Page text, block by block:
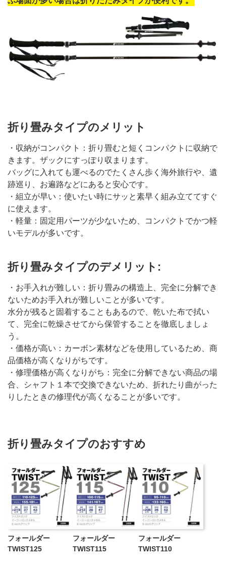
折り畳みタイプのメリット
・収納がコンパクト：折り畳むと短くコンパクトに収納で
きます。ザックにすっぽり収まります。
バッグに入れても運べるのでたくさん歩く海外旅行や、遺
跡巡り、お遍路などにあると安心です。
・組立が早い：使いたい時にサッと素早く組み立ててすぐ
に使えます。
・軽量：固定用パーツが少ないため、コンパクトでかつ軽
いモデルが多いです。
折り畳みタイプのデメリット:
・お手入れが難しい：折り畳みの構造上、完全に分解でき
ないためお手入れが難しいことが多いです。
水分が残ると固着することもあるので、乾いた布で拭い
て、完全に乾燥させてから保管することを徹底しましょ
う。
・価格が高い：カーボン素材などを使用しているため、商
品価格が高くなりがちです。
・修理価格が高くなりがち：完全に分解できない商品の場
合、シャフト１本で交換できないため、折れたり曲がった
りしたときの修理代が高くなることが多いです。
折り畳みタイプのおすすめ
フォールダー
TWIST125
フォールダー
TWIST115
フォールダー
TWIST110